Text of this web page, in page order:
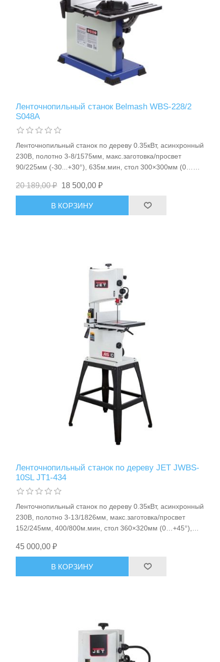
Грузоподъемное оборудование
Ленточнопильный станок Belmash WBS-228/2
S048A
Ленточнопильный станок по дереву 0.35кВт, асинхронный
230В, полотно 3-8/1575мм, макс.заготовка/просвет
90/225мм (-30...+30°), 635м.мин, стол 300×300мм (0…
Belmash WBS-228/2 арт.S048A
20 189,00 ₽ 18 500,00 ₽
В КОРЗИНУ
Ленточнопильный станок по дереву JET JWBS-
10SL JT1-434
Ленточнопильный станок по дереву 0.35кВт, асинхронный
230В, полотно 3-13/1826мм, макс.заготовка/просвет
152/245мм, 400/800м.мин, стол 360×320мм (0…+45°),
JWBS-10SL арт.JT1-434
45 000,00 ₽
В КОРЗИНУ